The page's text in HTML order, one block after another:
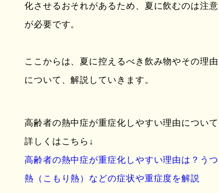
化させるおそれがあるため、夏に飲むのは注意
が必要です。
ここからは、夏に控えるべき飲み物やその理由
について、解説していきます。
高齢者の熱中症が重症化しやすい理由について
詳しくはこちら↓
高齢者の熱中症が重症化しやすい理由は？うつ
熱（こもり熱）などの症状や重症度を解説